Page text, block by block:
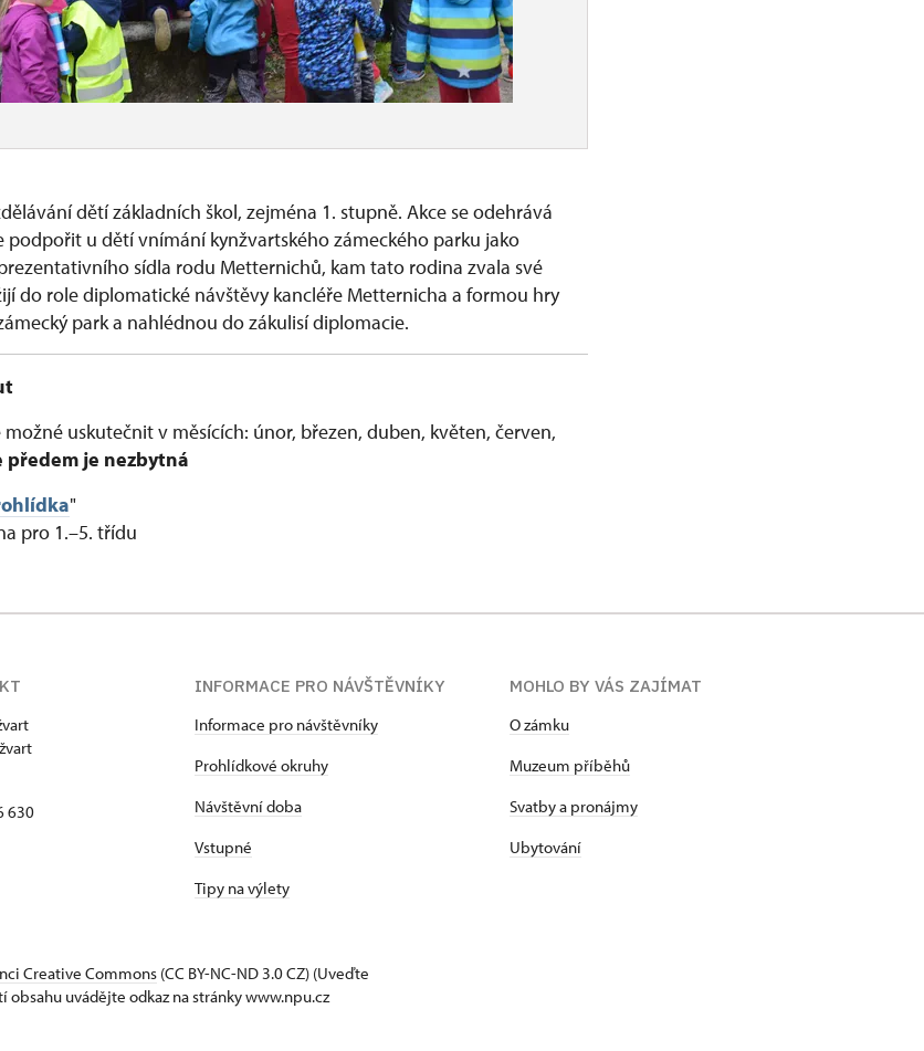
dětí základních škol, zejména 1. stupně. Akce se odehrává
podpořit u dětí vnímání kynžvartského zámeckého parku jako
sídla rodu Metternichů, kam tato rodina zvala své
do role diplomatické návštěvy kancléře Metternicha a formou hry
park a nahlédnou do zákulisí diplomacie.
uskutečnit v měsících: únor, březen, duben, květen, červen,
předem je nezbytná
"
pro 1.–5. třídu
630
INFORMACE PRO NÁVŠTĚVNÍKY
Informace pro návštěvníky
Prohlídkové okruhy
Návštěvní doba
Vstupné
Tipy na výlety
MOHLO BY VÁS ZAJÍMAT
O zámku
Muzeum příběhů
Svatby a pronájmy
Ubytování
Creative Commons (CC BY-NC-ND 3.0 CZ) (Uveďte
uvádějte odkaz na stránky www.npu.cz